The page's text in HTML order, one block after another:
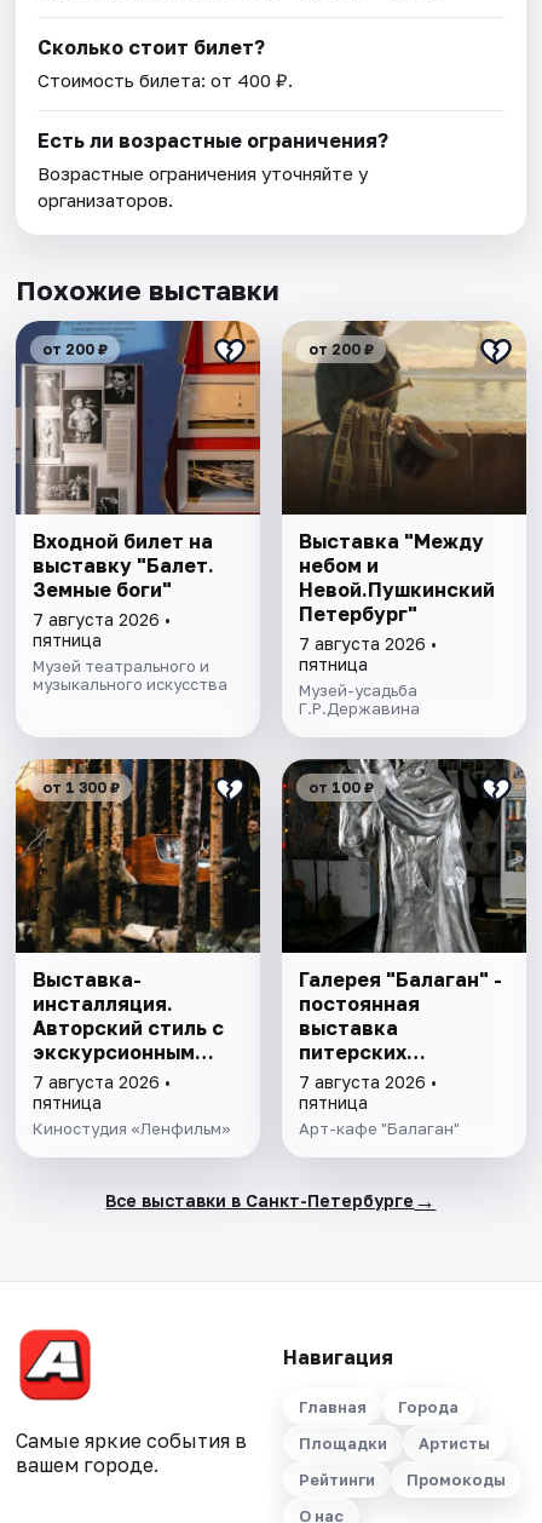
Сколько стоит билет?
Стоимость билета: от 400 ₽.
Есть ли возрастные ограничения?
Возрастные ограничения уточняйте у
организаторов.
Похожие выставки
от 200 ₽
Входной билет на
выставку "Балет.
Земные боги"
7 августа 2026 •
пятница
Музей театрального и
музыкального искусства
от 200 ₽
Выставка "Между
небом и
Невой.Пушкинский
Петербург"
7 августа 2026 •
пятница
Музей-усадьба
Г.Р.Державина
от 1 300 ₽
Выставка-
инсталляция.
Авторский стиль с
экскурсионным
обслуживанием.
7 августа 2026 •
пятница
Киностудия «Ленфильм»
от 100 ₽
Галерея "Балаган" -
постоянная
выставка
питерских
современных
художников. Фото,
картины и
и ирония.
7 августа 2026 •
пятница
Арт-кафе "Балаган"
Все выставки в Санкт-Петербурге →
Самые яркие события в
вашем городе.
Навигация
Главная
Города
Площадки
Артисты
Рейтинги
Промокоды
О нас